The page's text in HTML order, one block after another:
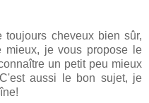
toujours cheveux bien sûr,
mieux, je vous propose le
un petit peu mieux
aussi le bon sujet, je